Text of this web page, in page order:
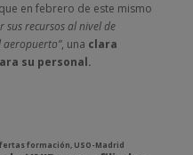
en febrero de este mismo
sus recursos al nivel de
aeropuerto”, una clara
su personal.